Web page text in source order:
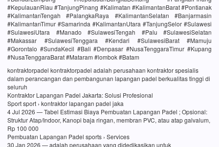
#KepulauanRiau #TanjungPinang #Kalimatan #KalimantanBarat #Pontianak
#KalimantanTengah #PalangkaRaya #KalimantanSelatan #Banjarmasin
#KalimantanTimur #Samarinda #KalimantanUtara #TanjungSelor #Sulawesi
#SulawesiUtara #Manado #SulawesiTengah #Palu #SulawesiSelatan
#Makassar #SulawesiTenggara #Kendari #SulawesiBarat #Mamuju
#Gorontalo #SundaKecil #Bali #Denpasar #NusaTenggaraTimur #Kupang
#NusaTenggaraBarat #Mataram #lombok #Batam
kontraktorpadel kontraktorpadel adalah perusahaan kontraktor spesialis
dalam perancangan dan pembangunan lapangan padel berkualitas tinggi di
seluruh
Kontraktor Lapangan Padel Jakarta: Solusi Profesional
Sport sport › kontraktor lapangan padel jaka
4 Jul 2026 — Tabel Estimasi Biaya Pembuatan Lapangan Padel ; Opsional:
Struktur Atap/Indoor, Kanopi baja ringan, membran PVC, atau atap galvalum,
Rp 100 000
Pembuatan Lapangan Padel sports › Services
30 Jan 2026 — adalah perusahaan yang didedikasikan untuk